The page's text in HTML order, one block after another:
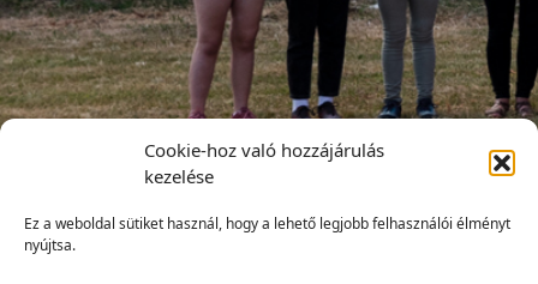
Cookie-hoz való hozzájárulás
kezelése
Ez a weboldal sütiket használ, hogy a lehető legjobb felhasználói élményt
nyújtsa.